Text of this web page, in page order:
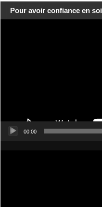
Pour avoir confiance en soi
00:00